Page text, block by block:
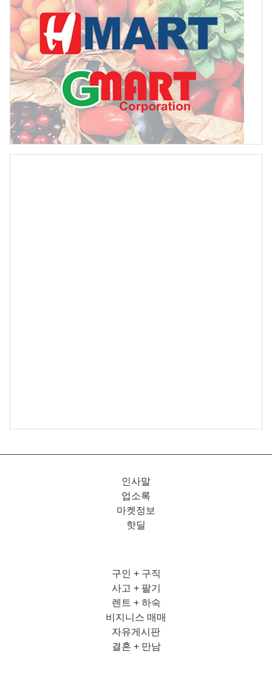
인사말
업소록
마켓정보
핫딜
구인 + 구직
사고 + 팔기
렌트 + 하숙
비지니스 매매
자유게시판
결혼 + 만남